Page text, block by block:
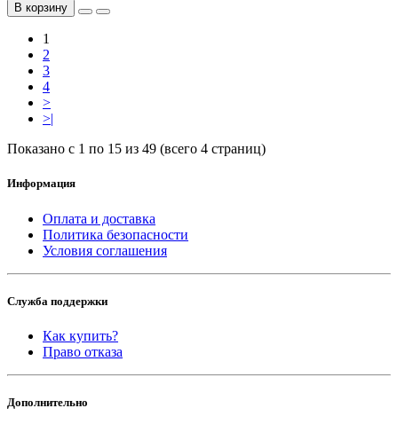
В корзину
1
2
3
4
>
>|
Показано с 1 по 15 из 49 (всего 4 страниц)
Информация
Оплата и доставка
Политика безопасности
Условия соглашения
Служба поддержки
Как купить?
Право отказа
Дополнительно